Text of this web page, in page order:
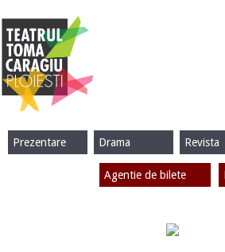
Revista
Drama
Prezentare
Agentie de bilete